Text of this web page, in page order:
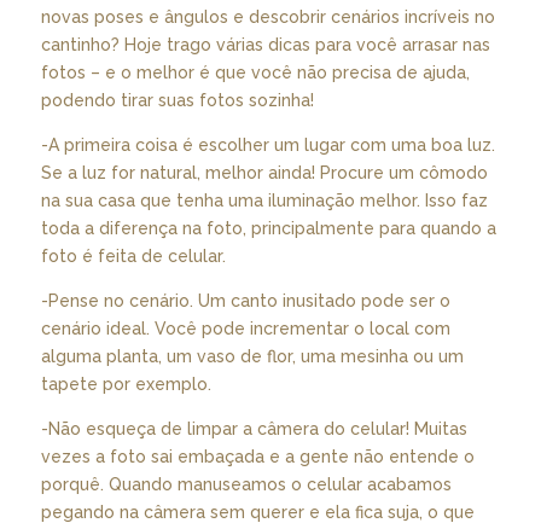
novas poses e ângulos e descobrir cenários incríveis no
cantinho? Hoje trago várias dicas para você arrasar nas
fotos – e o melhor é que você não precisa de ajuda,
podendo tirar suas fotos sozinha!
-A primeira coisa é escolher um lugar com uma boa luz.
Se a luz for natural, melhor ainda! Procure um cômodo
na sua casa que tenha uma iluminação melhor. Isso faz
toda a diferença na foto, principalmente para quando a
foto é feita de celular.
-Pense no cenário. Um canto inusitado pode ser o
cenário ideal. Você pode incrementar o local com
alguma planta, um vaso de flor, uma mesinha ou um
tapete por exemplo.
-Não esqueça de limpar a câmera do celular! Muitas
vezes a foto sai embaçada e a gente não entende o
porquê. Quando manuseamos o celular acabamos
pegando na câmera sem querer e ela fica suja, o que